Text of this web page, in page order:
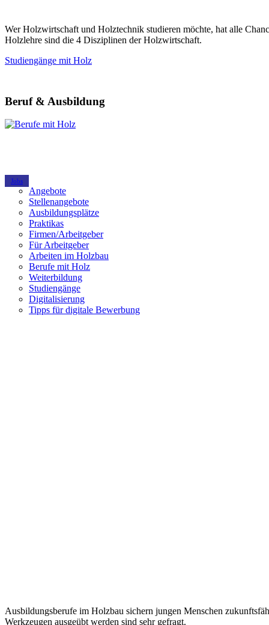
Jobs
Angebote
Stellenangebote
Ausbildungsplätze
Praktikas
Firmen/Arbeitgeber
Für Arbeitgeber
Arbeiten im Holzbau
Berufe mit Holz
Weiterbildung
Studiengänge
Digitalisierung
Tipps für digitale Bewerbung
Wer Holzwirtschaft und Holztechnik studieren möchte, hat alle
Holzlehre sind die 4 Disziplinen der Holzwirtschaft.
Studiengänge mit Holz
Beruf & Ausbildung
Ausbildungsberufe im Holzbau sichern jungen Menschen
Werkzeugen ausgeübt werden sind sehr gefragt.